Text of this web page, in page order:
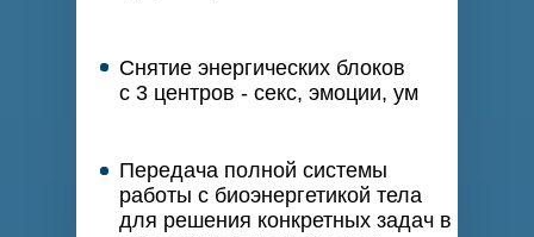
Снятие энергических блоков
с 3 центров - секс, эмоции, ум
Передача полной системы
работы с биоэнергетикой тела
для решения конкретных задач в